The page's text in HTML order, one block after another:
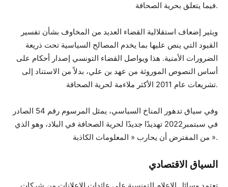
فيما يتعلق بحرية الصحافة.
ويثير إضعاف استقلالية القضاء العديد من المخاوف بشأن تفسير
القيود التي ينص عليها بما يخدم المصالح السياسية تحت ذريعة
الضرورات الأمنية. هذا ويواصل القضاء التونسي إصدار أحكام على
أساس النصوص الموروثة من عهد بن علي، بدلاً من الاستناد إلى
تشريعات عام 2011 الأكثر ملاءمة لحرية الصحافة.
وفي سياق تدهور المناخ السياسي، يمثل المرسوم رقم 54 الصادر
في سبتمبر2022 تهديدًا جديدًا لحرية الصحافة في البلاد، وهو الذي
من المفترض أن يحارب « المعلومات الكاذبة ».
السياق الاقتصادي